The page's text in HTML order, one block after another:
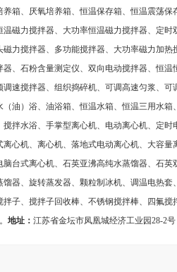
箱、厌氧培养箱、恒温保存箱、恒温震荡保
磁力搅拌器、大功率恒温磁力搅拌器、定时
力搅拌器、多功能搅拌器、大功率磁力加热
、石粉含量测定仪、双向电动搅拌器、恒温
速搅拌器、组织捣碎机、可调高速匀浆、可
油）浴、油浴箱、恒温水箱、恒温三用水箱
拌水浴、手掌型离心机、电动离心机、定时
心机、离心机、落地式电动离心机、大容量
台式离心机、石英亚沸高纯水蒸馏器、石英
器、旋转蒸发器、颗粒制冰机、调温电热套
子、搅拌子回收棒、不锈钢搅拌棒、四氟搅
。 地址： 江苏省金坛市凤凰城经济工业园28-2号